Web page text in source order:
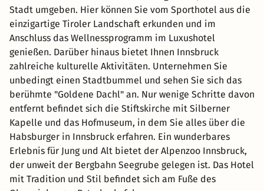
Stadt umgeben. Hier können Sie vom Sporthotel aus die
einzigartige Tiroler Landschaft erkunden und im
Anschluss das Wellnessprogramm im Luxushotel
genießen. Darüber hinaus bietet Ihnen Innsbruck
zahlreiche kulturelle Aktivitäten. Unternehmen Sie
unbedingt einen Stadtbummel und sehen Sie sich das
berühmte "Goldene Dachl" an. Nur wenige Schritte davon
entfernt befindet sich die Stiftskirche mit Silberner
Kapelle und das Hofmuseum, in dem Sie alles über die
Habsburger in Innsbruck erfahren. Ein wunderbares
Erlebnis für Jung und Alt bietet der Alpenzoo Innsbruck,
der unweit der Bergbahn Seegrube gelegen ist. Das Hotel
mit Tradition und Stil befindet sich am Fuße des